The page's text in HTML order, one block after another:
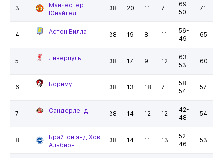
3
Манчестер
Юнайтед
38 20 11 7
69-
50
71
4 Астон Вилла 38 19 8 11
56-
49
65
5 Ливерпуль 38 17 9 12
63-
53
60
6 Борнмут 38 13 18 7
58-
54
57
7 Сандерленд 38 14 12 12
42-
48
54
8
Брайтон энд Хов
Альбион
38 14 11 13
52-
46
53